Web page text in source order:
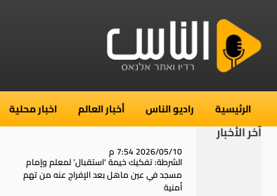
الرئيسية راديو الناس أخبار العالم اخبار محلية
آخر الأخبار
2026/05/10 7:54 م
الشرطة: تفكيك خيمة ‘استقبال‘ لمعلم وإمام
مسجد في عين ماهل بعد الإفراج عنه من تهم
أمنية